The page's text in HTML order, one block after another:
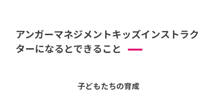
アンガーマネジメントキッズインストラク
ターになるとできること
子どもたちの育成